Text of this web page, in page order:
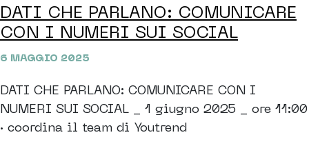
DATI CHE PARLANO: COMUNICARE
CON I NUMERI SUI SOCIAL
6 MAGGIO 2025
DATI CHE PARLANO: COMUNICARE CON I
NUMERI SUI SOCIAL _ 1 giugno 2025 _ ore 11:00
· coordina il team di Youtrend